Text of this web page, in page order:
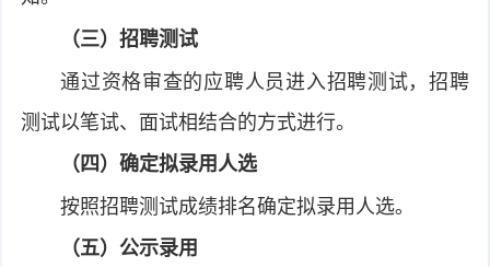
（三）招聘测试
通过资格审查的应聘人员进入招聘测试，招聘
测试以笔试、面试相结合的方式进行。
（四）确定拟录用人选
按照招聘测试成绩排名确定拟录用人选｡
（五）公示录用